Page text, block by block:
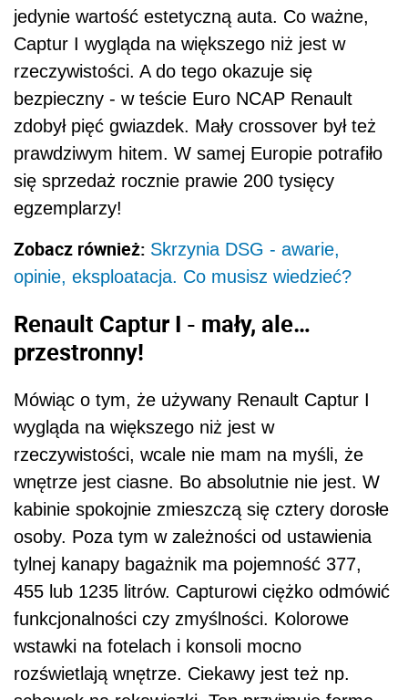
jedynie wartość estetyczną auta. Co ważne,
Captur I wygląda na większego niż jest w
rzeczywistości. A do tego okazuje się
bezpieczny - w teście Euro NCAP Renault
zdobył pięć gwiazdek. Mały crossover był też
prawdziwym hitem. W samej Europie potrafiło
się sprzedaż rocznie prawie 200 tysięcy
egzemplarzy!
Zobacz również: Skrzynia DSG - awarie,
opinie, eksploatacja. Co musisz wiedzieć?
Renault Captur I - mały, ale…
przestronny!
Mówiąc o tym, że używany Renault Captur I
wygląda na większego niż jest w
rzeczywistości, wcale nie mam na myśli, że
wnętrze jest ciasne. Bo absolutnie nie jest. W
kabinie spokojnie zmieszczą się cztery dorosłe
osoby. Poza tym w zależności od ustawienia
tylnej kanapy bagażnik ma pojemność 377,
455 lub 1235 litrów. Capturowi ciężko odmówić
funkcjonalności czy zmyślności. Kolorowe
wstawki na fotelach i konsoli mocno
rozświetlają wnętrze. Ciekawy jest też np.